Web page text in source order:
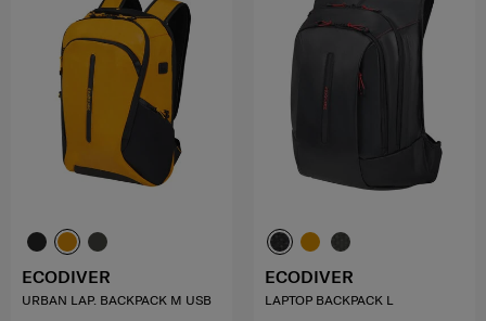
ECODIVER
URBAN LAP. BACKPACK M USB
ECODIVER
LAPTOP BACKPACK L